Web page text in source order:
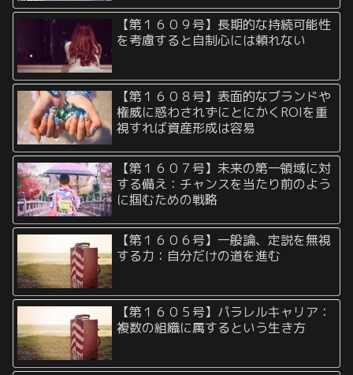
【第１６０９号】長期的な持続可能性
を考慮すると自制心には頼れない
【第１６０８号】表面的なブランドや
権威に惑わされずにとにかくROIを重
視すれば資産形成は容易
【第１６０７号】未来の第一領域に対
する備え：チャンスを当たり前のよう
に掴むための戦略
【第１６０６号】一般論、定説を無視
する力：自分だけの道を進む
【第１６０５号】パラレルキャリア：
複数の組織に属するという生き方